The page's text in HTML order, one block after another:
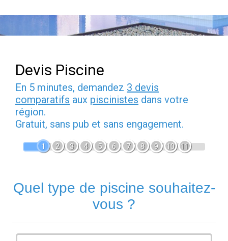
Devis Piscine
En 5 minutes, demandez 3 devis
comparatifs aux piscinistes dans votre
région.
Gratuit, sans pub et sans engagement.
1 2 3 4 5 6 7 8 9 10 11
Quel type de piscine souhaitez-
vous ?